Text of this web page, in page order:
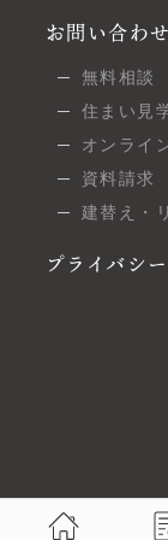
お問い合わせ
無料相談
住まい見
オンライ
資料請求
建替え・
プライバシ